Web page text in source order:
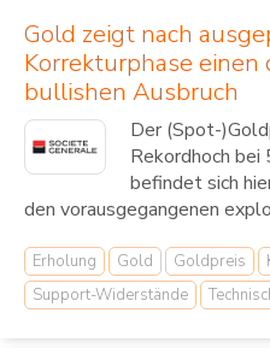
Gold zeigt nach
Korrekturphase einen
bullishen Ausbruch
Der (Spot-
Rekordhoch
befindet sich
den vorausgegangenen
Erholung Gold Goldpreis
Support-Widerstände